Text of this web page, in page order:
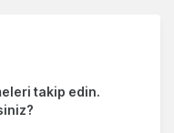
takip edin.